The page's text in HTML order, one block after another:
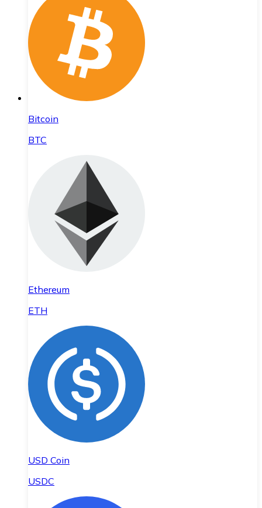
Bitcoin
BTC
Ethereum
ETH
USD Coin
USDC